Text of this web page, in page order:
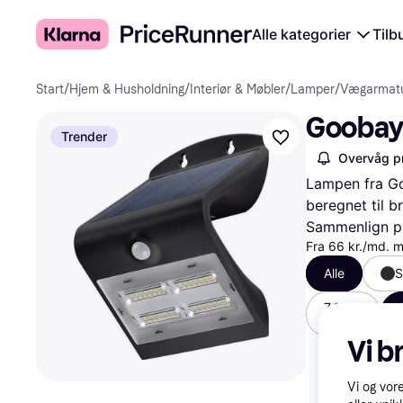
Alle kategorier
Start/Hjem & Husholdning/ Interiør & Møbler/Lamper/
Trender
Overvåg
Lampen fra
beregnet til
Sammenlign
Fra 66 kr./md.
Alle
7.9 cm
Vi
Vi og